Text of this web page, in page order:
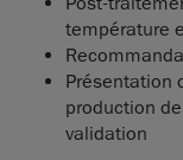
température
Présentation
production
validation